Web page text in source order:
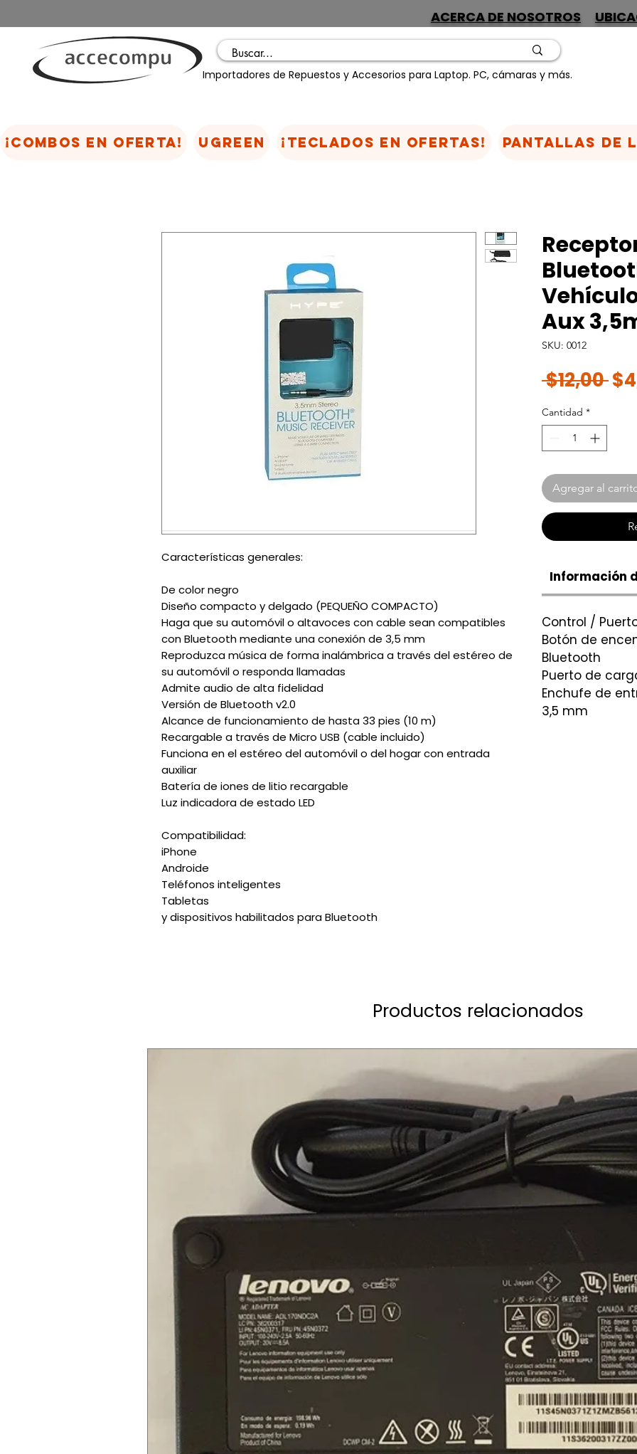
ACERCA DE NOSOTROS
Importadores de Repuestos y Accesorios para Laptop. PC, cámaras y más.
Características generales:
De color negro
Diseño compacto y delgado (PEQUEÑO COMPACTO)
Haga que su automóvil o altavoces con cable sean compatibles
con Bluetooth mediante una conexión de 3,5 mm
Reproduzca música de forma inalámbrica a través del estéreo de
su automóvil o responda llamadas
Admite audio de alta fidelidad
Versión de Bluetooth v2.0
Alcance de funcionamiento de hasta 33 pies (10 m)
Recargable a través de Micro USB (cable incluido)
Funciona en el estéreo del automóvil o del hogar con entrada
auxiliar
Batería de iones de litio recargable
Luz indicadora de estado LED
Compatibilidad:
iPhone
Androide
Teléfonos inteligentes
Tabletas
y dispositivos habilitados para Bluetooth
Aux
SKU: 0012
$12,00
Cantidad *
Agregar al
Información
Control /
Botón de
Bluetooth
Puerto de
Enchufe de
3,5 mm
Productos relacionados
¡COMBOS EN OFERTA! UGREEN ¡TECLADOS EN OFERTAS! Pantallas de